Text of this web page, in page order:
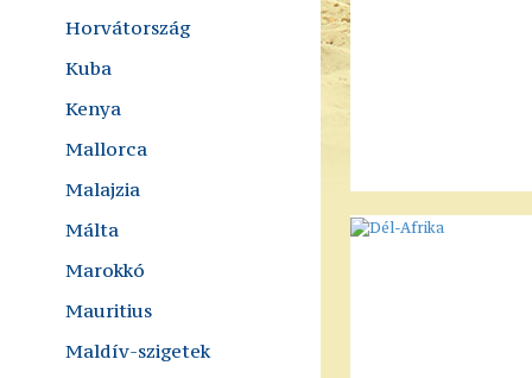
Horvátország
Kuba
Kenya
Mallorca
Malajzia
Málta
Marokkó
Mauritius
Maldív-szigetek